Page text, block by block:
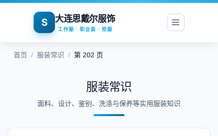
S 大连思戴尔服饰
工作服 · 职业装 · 校服
首页 / 服装常识 / 第 202 页
服装常识
面料、设计、鉴别、洗涤与保养等实用服装知识